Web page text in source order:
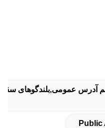
آدرس عمومی,بلندگوهای
Public